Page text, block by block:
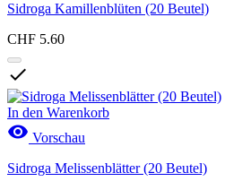
Sidroga Kamillenblüten (20 Beutel)
CHF 5.60

In den Warenkorb
 Vorschau
Sidroga Melissenblätter (20 Beutel)